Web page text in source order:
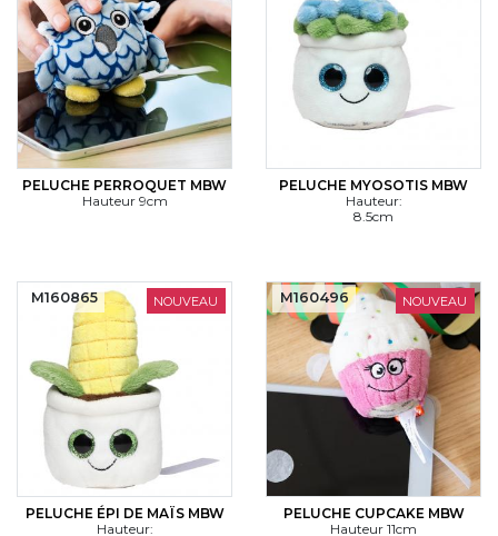
PELUCHE PERROQUET MBW
Hauteur 9cm
PELUCHE MYOSOTIS MBW
Hauteur:
8.5cm
NOUVEAU
PELUCHE ÉPI DE MAÏS MBW
Hauteur:
M160865 NOUVEAU
PELUCHE CUPCAKE MBW
Hauteur 11cm
M160496